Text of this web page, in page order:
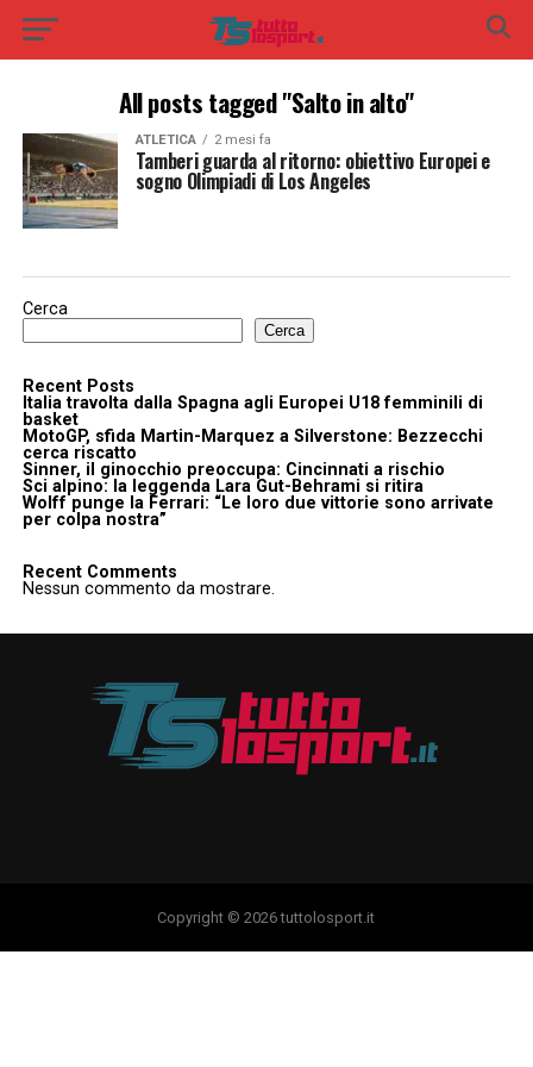
All posts tagged "Salto in alto"
ATLETICA 2 mesi fa
Tamberi guarda al ritorno: obiettivo Europei e
sogno Olimpiadi di Los Angeles
Cerca
Cerca
Recent Posts
Italia travolta dalla Spagna agli Europei U18 femminili di
basket
MotoGP, sfida Martin-Marquez a Silverstone: Bezzecchi
cerca riscatto
Sinner, il ginocchio preoccupa: Cincinnati a rischio
Sci alpino: la leggenda Lara Gut-Behrami si ritira
Wolff punge la Ferrari: “Le loro due vittorie sono arrivate
per colpa nostra”
Recent Comments
Nessun commento da mostrare.
Copyright © 2026 tuttolosport.it